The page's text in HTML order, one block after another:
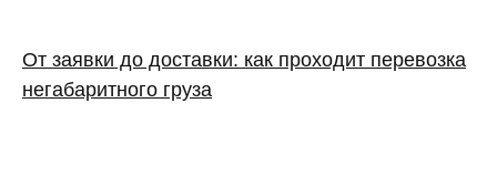
От заявки до доставки: как проходит перевозка
негабаритного груза